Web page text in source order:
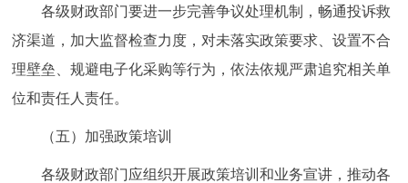
各级财政部门要进一步完善争议处理机制，畅通投诉救
济渠道，加大监督检查力度，对未落实政策要求、设置不合
理壁垒、规避电子化采购等行为，依法依规严肃追究相关单
位和责任人责任。
（五）加强政策培训
各级财政部门应组织开展政策培训和业务宣讲，推动各